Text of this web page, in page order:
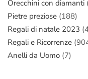
Orecchini con diamanti
Pietre preziose (188)
Regali di natale 2023
Regali e Ricorrenze
Anelli da Uomo (7)